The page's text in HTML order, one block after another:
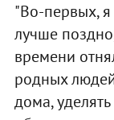
"Во-первых,
лучше
времени
родных
дома,